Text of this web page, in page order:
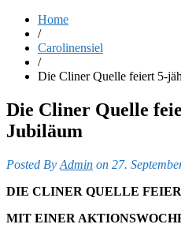
Home
/
Carolinensiel
/
Die Cliner Quelle feiert 5-
Die Cliner Quelle
Jubiläum
Posted By Admin on 27.
DIE CLINER QUELLE
MIT EINER